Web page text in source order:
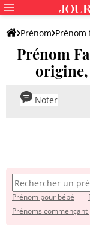
Prénom Prénom
Prénom
origine,
Noter
Prénom pour bébé
Prénoms commençant